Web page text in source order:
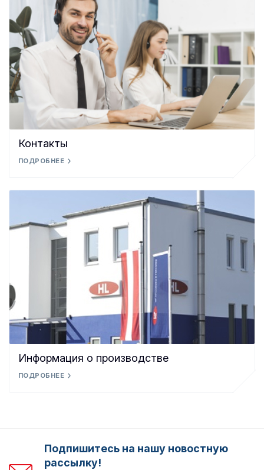
Контакты
ПОДРОБНЕЕ
Информация о производстве
ПОДРОБНЕЕ
Подпишитесь на нашу новостную
рассылку!